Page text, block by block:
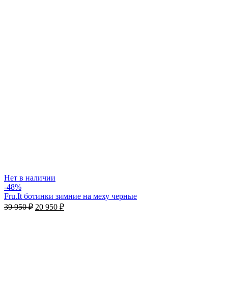
Нет в наличии
-48%
Fru.It ботинки зимние на меху черные
39 950₽ 20 950 ₽